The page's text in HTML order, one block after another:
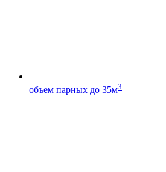
объем парных до 35м3